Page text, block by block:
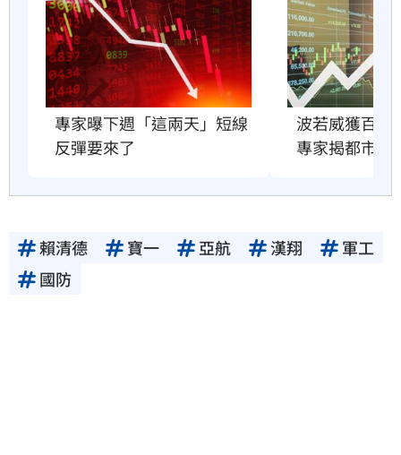
專家曝下週「這兩天」短線
反彈要來了
波若威獲百
專家揭都市傳
賴清德 寶一 亞航 漢翔
軍工
國防